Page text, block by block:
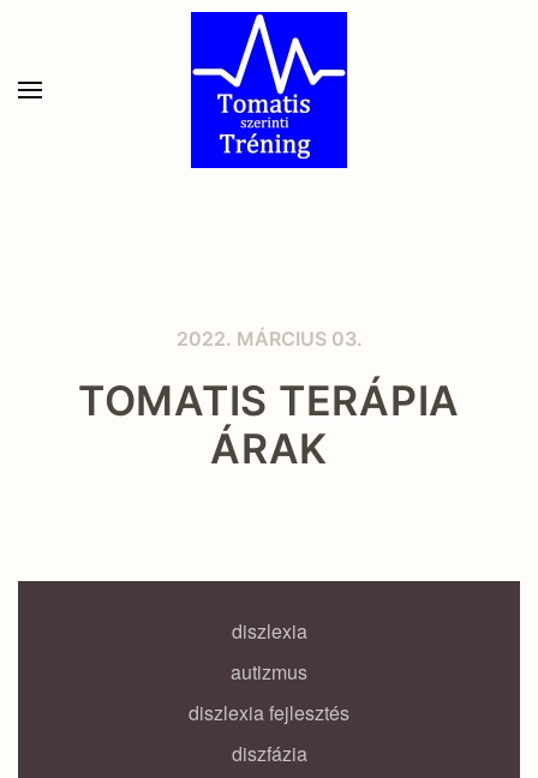
Skip to main content
2022. MÁRCIUS 03.
TOMATIS TERÁPIA
ÁRAK
diszlexia
autizmus
diszlexia fejlesztés
diszfázia